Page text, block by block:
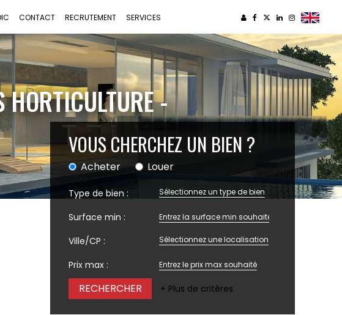
CONTACT RECRUTEMENT SERVICES
HORTICULTURE -
VOUS CHERCHEZ UN BIEN ?
Acheter Louer
Type de bien : Sélectionnez un type de bien
Surface min :
Ville/CP :
Sélectionnez une localisation
Prix max :
+ Plus de critères